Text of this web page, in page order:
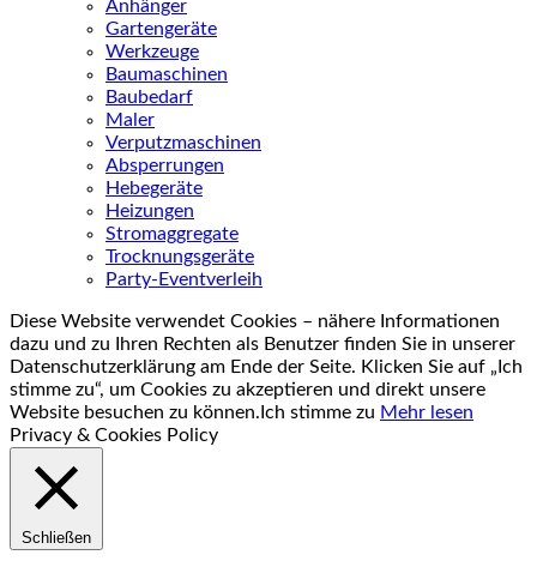
Anhänger
Gartengeräte
Werkzeuge
Baumaschinen
Baubedarf
Maler
Verputzmaschinen
Absperrungen
Hebegeräte
Heizungen
Stromaggregate
Trocknungsgeräte
Party-Eventverleih
Diese Website verwendet Cookies – nähere Informationen
dazu und zu Ihren Rechten als Benutzer finden Sie in unserer
Datenschutzerklärung am Ende der Seite. Klicken Sie auf „Ich
stimme zu“, um Cookies zu akzeptieren und direkt unsere
Website besuchen zu können. Ich stimme zu Mehr lesen
Privacy & Cookies Policy
Schließen